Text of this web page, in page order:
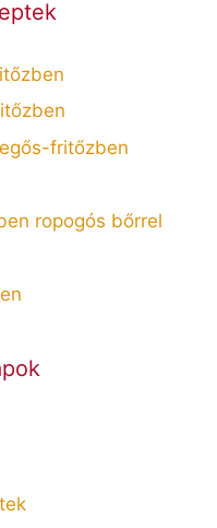
fritőzben
ropogós bőrrel